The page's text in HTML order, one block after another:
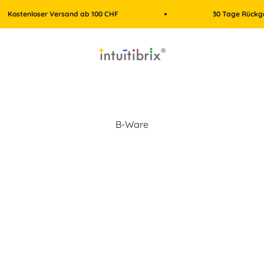
Versand ab 100 CHF 30 Tage
intuitibrix.ch | Spielend Mathe lernen